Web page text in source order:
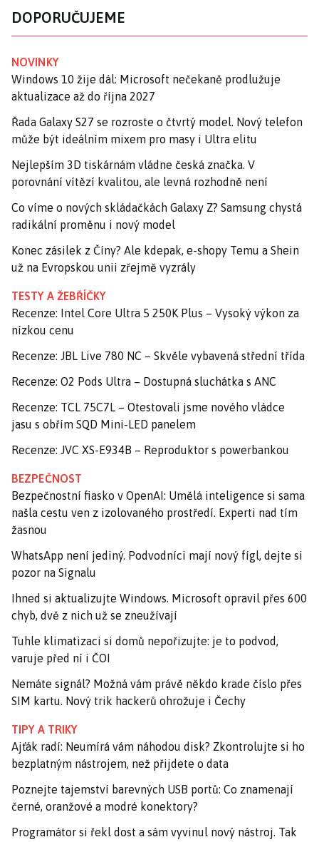
DOPORUČUJEME
NOVINKY
Windows 10 žije dál: Microsoft nečekaně prodlužuje
aktualizace až do října 2027
Řada Galaxy S27 se rozroste o čtvrtý model. Nový telefon
může být ideálním mixem pro masy i Ultra elitu
Nejlepším 3D tiskárnám vládne česká značka. V
porovnání vítězí kvalitou, ale levná rozhodně není
Co víme o nových skládačkách Galaxy Z? Samsung chystá
radikální proměnu i nový model
Konec zásilek z Číny? Ale kdepak, e-shopy Temu a Shein
už na Evropskou unii zřejmě vyzrály
TESTY A ŽEBŘÍČKY
Recenze: Intel Core Ultra 5 250K Plus – Vysoký výkon za
nízkou cenu
Recenze: JBL Live 780 NC – Skvěle vybavená střední třída
Recenze: O2 Pods Ultra – Dostupná sluchátka s ANC
Recenze: TCL 75C7L – Otestovali jsme nového vládce
jasu s obřím SQD Mini-LED panelem
Recenze: JVC XS-E934B – Reproduktor s powerbankou
BEZPEČNOST
Bezpečnostní fiasko v OpenAI: Umělá inteligence si sama
našla cestu ven z izolovaného prostředí. Experti nad tím
žasnou
WhatsApp není jediný. Podvodníci mají nový fígl, dejte si
pozor na Signalu
Ihned si aktualizujte Windows. Microsoft opravil přes 600
chyb, dvě z nich už se zneužívají
Tuhle klimatizaci si domů nepořizujte: je to podvod,
varuje před ní i ČOI
Nemáte signál? Možná vám právě někdo krade číslo přes
SIM kartu. Nový trik hackerů ohrožuje i Čechy
TIPY A TRIKY
Ajťák radí: Neumírá vám náhodou disk? Zkontrolujte si ho
bezplatným nástrojem, než přijdete o data
Poznejte tajemství barevných USB portů: Co znamenají
černé, oranžové a modré konektory?
Programátor si řekl dost a sám vyvinul nový nástroj. Tak